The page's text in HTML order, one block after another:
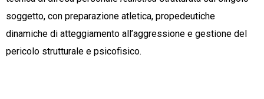
soggetto, con preparazione atletica, propedeutiche
dinamiche di atteggiamento all’aggressione e gestione del
pericolo strutturale e psicofisico.